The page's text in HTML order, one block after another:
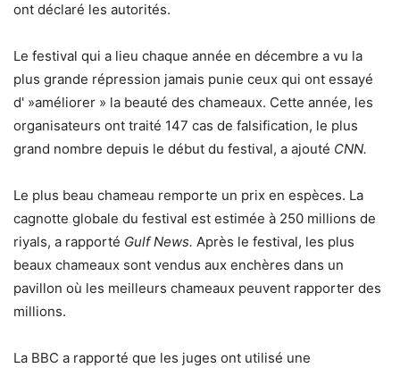
ont déclaré les autorités.
Le festival qui a lieu chaque année en décembre a vu la
plus grande répression jamais punie ceux qui ont essayé
d' »améliorer » la beauté des chameaux. Cette année, les
organisateurs ont traité 147 cas de falsification, le plus
grand nombre depuis le début du festival, a ajouté CNN.
Le plus beau chameau remporte un prix en espèces. La
cagnotte globale du festival est estimée à 250 millions de
riyals, a rapporté Gulf News. Après le festival, les plus
beaux chameaux sont vendus aux enchères dans un
pavillon où les meilleurs chameaux peuvent rapporter des
millions.
La BBC a rapporté que les juges ont utilisé une